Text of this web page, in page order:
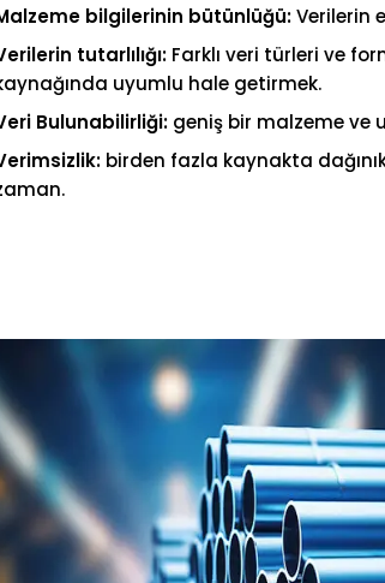
bilgilerinin bütünlüğü:Verilerin
tutarlılığı: Farklı veri türleri ve
uyumlu hale getirmek.
Bulunabilirliği: geniş bir malzeme ve
birden fazla kaynakta